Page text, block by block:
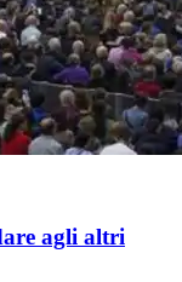
agli altri